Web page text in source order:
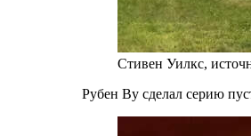
Стивен Уилкс,
Рубен Ву сделал серию